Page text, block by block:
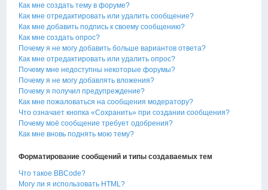
Как мне создать тему в форуме?
Как мне отредактировать или удалить сообщение?
Как мне добавить подпись к своему сообщению?
Как мне создать опрос?
Почему я не могу добавить больше вариантов ответа?
Как мне отредактировать или удалить опрос?
Почему мне недоступны некоторые форумы?
Почему я не могу добавлять вложения?
Почему я получил предупреждение?
Как мне пожаловаться на сообщения модератору?
Что означает кнопка «Сохранить» при создании сообщения?
Почему моё сообщение требует одобрения?
Как мне вновь поднять мою тему?
Форматирование сообщений и типы создаваемых тем
Что такое BBCode?
Могу ли я использовать HTML?